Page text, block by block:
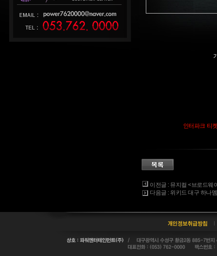
인터파크 티
이전글 : 뮤지컬 <브로드웨
다음글 : 위키드 대구 하나